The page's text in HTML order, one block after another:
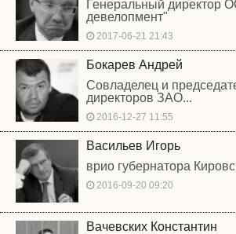
Генеральный директор
девелопмент"
2017-06-21 21:43
Бокарев Андрей
Совладелец и
директоров ЗАО...
2016-12-27 11:55
Васильев Игорь
врио губернатора
2016-09-20 09:20
Вачевских Константин